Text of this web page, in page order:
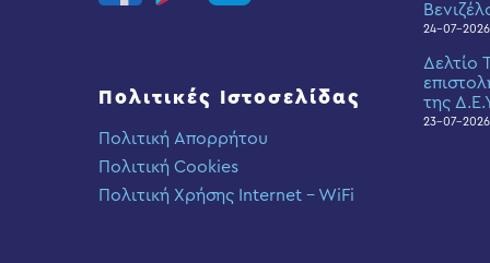
Πολιτικές Ιστοσελίδας
Πολιτική Απορρήτου
Πολιτική Cookies
Πολιτική Χρήσης Internet – WiFi
24-07-2026
Δελτίο
της
23-07-2026